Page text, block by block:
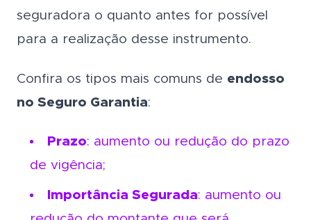
seguradora o quanto antes for possível
para a realização desse instrumento.
Confira os tipos mais comuns de endosso
no Seguro Garantia:
Prazo: aumento ou redução do prazo
de vigência;
Importância Segurada: aumento ou